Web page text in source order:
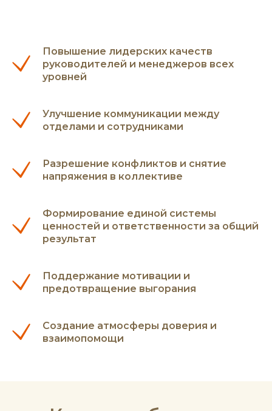
Повышение лидерских качеств
руководителей и менеджеров всех
уровней
Улучшение коммуникации между
отделами и сотрудниками
Разрешение конфликтов и снятие
напряжения в коллективе
Формирование единой системы
ценностей и ответственности за общий
результат
Поддержание мотивации и
предотвращение выгорания
Создание атмосферы доверия и
взаимопомощи